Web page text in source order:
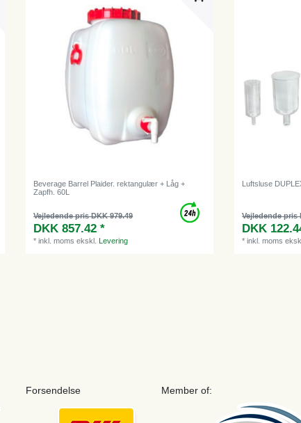
Beverage Barrel Plaider. rektangulær + Låg +
Zapfh. 60L
Vejledende pris DKK 979.49
DKK 857.42 *
*inkl. moms ekskl.Levering
Luftsluse
Vejledende pris
DKK
*inkl. moms
Forsendelse Member of: